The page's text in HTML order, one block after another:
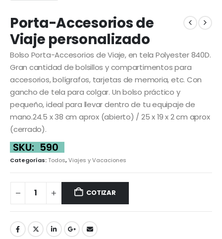
Porta-Accesorios de
Viaje personalizado
Bolso Porta-Accesorios de Viaje, en tela Polyester 840D.
Gran cantidad de bolsillos y compartimentos para
accesorios, bolígrafos, tarjetas de memoria, etc. Con
gancho de tela para colgar. Un bolso práctico y
pequeño, ideal para llevar dentro de tu equipaje de
mano.24.5 x 38 cm aprox (abierto) / 25 x 19 x 2 cm aprox
(cerrado).
SKU: 590
Categorías:Todos,Viajes y Vacaciones
COTIZAR